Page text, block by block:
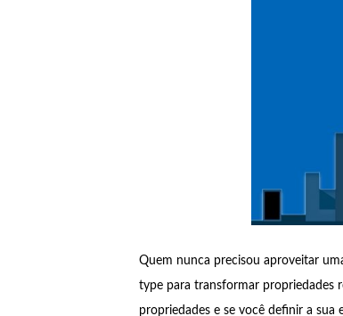
Quem nunca precisou aproveitar
type para transformar propriedades
propriedades e se você definir a sua